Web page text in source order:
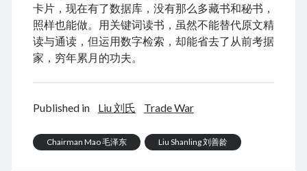
卡片，现在有了数据库，没有那么多藏书和秘书，
照样也能做。用关键词读书，虽然不能替代原文精
读与通读，但运用数字检索，却能省去了从前考据
家，穷年累月的功夫。
Published in Liu 刘氏 Trade War
Chairman Mao 毛泽东 Liu Shanling 刘善龄